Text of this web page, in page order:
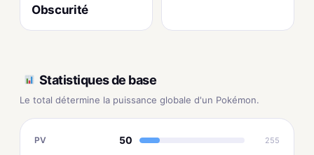
Obscurité
Statistiques de base
Le total détermine la puissance globale d'un Pokémon.
PV 50 255